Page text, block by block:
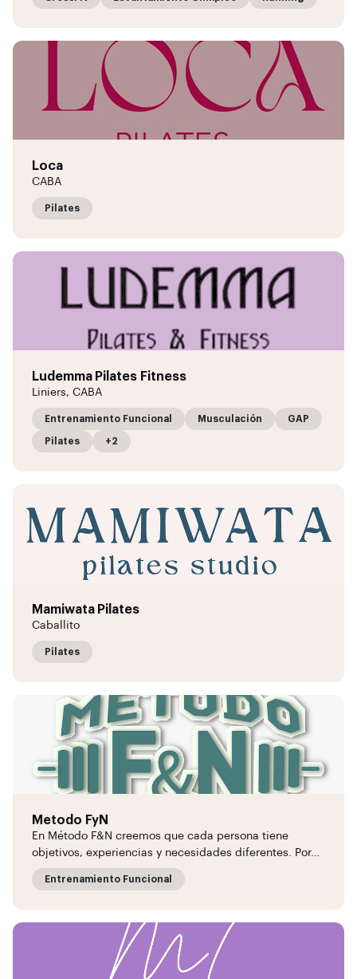
Loca
CABA
Pilates
Ludemma Pilates Fitness
Liniers, CABA
Entrenamiento Funcional Musculación GAP
Pilates +2
Mamiwata Pilates
Caballito
Pilates
Metodo FyN
En Método F&N creemos que cada persona tiene
objetivos, experiencias y necesidades diferentes. Por…
Entrenamiento Funcional